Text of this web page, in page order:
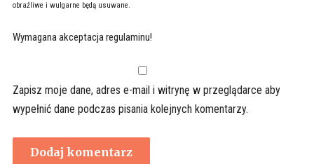
obraźliwe i wulgarne będą usuwane.
Wymagana akceptacja regulaminu!
Zapisz moje dane, adres e-mail i witrynę w przeglądarce aby
wypełnić dane podczas pisania kolejnych komentarzy.